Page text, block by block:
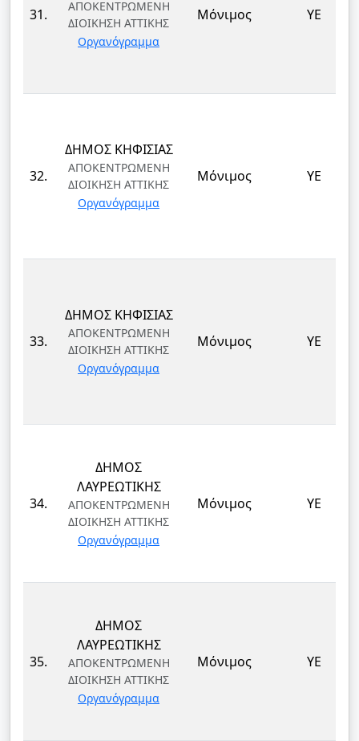
31.
ΑΠΟΚΕΝΤΡΩΜΕΝΗ
ΔΙΟΙΚΗΣΗ ΑΤΤΙΚΗΣ
Οργανόγραμμα
Μόνιμος ΥΕ
32.
ΔΗΜΟΣ ΚΗΦΙΣΙΑΣ
ΑΠΟΚΕΝΤΡΩΜΕΝΗ
ΔΙΟΙΚΗΣΗ ΑΤΤΙΚΗΣ
Οργανόγραμμα
Μόνιμος ΥΕ
33.
ΔΗΜΟΣ ΚΗΦΙΣΙΑΣ
ΑΠΟΚΕΝΤΡΩΜΕΝΗ
ΔΙΟΙΚΗΣΗ ΑΤΤΙΚΗΣ
Οργανόγραμμα
Μόνιμος ΥΕ
34.
ΔΗΜΟΣ
ΛΑΥΡΕΩΤΙΚΗΣ
ΑΠΟΚΕΝΤΡΩΜΕΝΗ
ΔΙΟΙΚΗΣΗ ΑΤΤΙΚΗΣ
Οργανόγραμμα
Μόνιμος ΥΕ
35.
ΔΗΜΟΣ
ΛΑΥΡΕΩΤΙΚΗΣ
ΑΠΟΚΕΝΤΡΩΜΕΝΗ
ΔΙΟΙΚΗΣΗ ΑΤΤΙΚΗΣ
Οργανόγραμμα
Μόνιμος ΥΕ